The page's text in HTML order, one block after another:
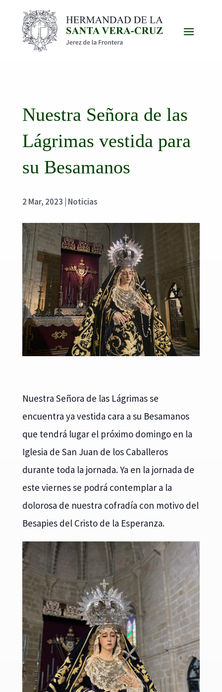
Nuestra Señora de las
Lágrimas vestida para
su Besamanos
2 Mar, 2023 Noticias
Nuestra Señora de las Lágrimas se
encuentra ya vestida cara a su Besamanos
que tendrá lugar el próximo domingo en la
Iglesia de San Juan de los Caballeros
durante toda la jornada. Ya en la jornada de
este viernes se podrá contemplar a la
dolorosa de nuestra cofradía con motivo del
Besapies del Cristo de la Esperanza.